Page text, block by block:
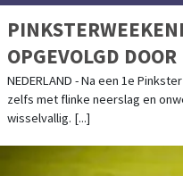
OPGEVOLGD
NEDERLAND - Na een 1e
zelfs met flinke neerslag en
wisselvallig. [...]